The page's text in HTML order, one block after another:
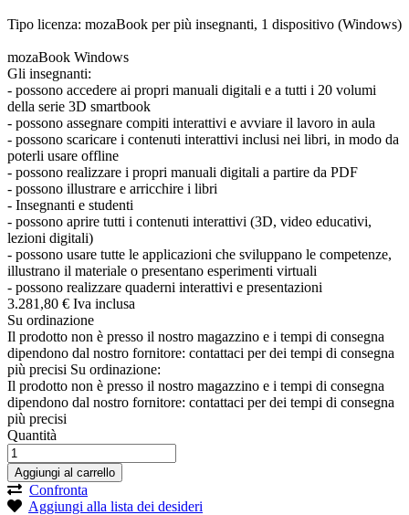
Tipo licenza: mozaBook per più insegnanti, 1 dispositivo (Windows)
mozaBook Windows
Gli insegnanti:
- possono accedere ai propri manuali digitali e a tutti i 20 volumi
della serie 3D smartbook
- possono assegnare compiti interattivi e avviare il lavoro in aula
- possono scaricare i contenuti interattivi inclusi nei libri, in modo da
poterli usare offline
- possono realizzare i propri manuali digitali a partire da PDF
- possono illustrare e arricchire i libri
- Insegnanti e studenti
- possono aprire tutti i contenuti interattivi (3D, video educativi,
lezioni digitali)
- possono usare tutte le applicazioni che sviluppano le competenze,
illustrano il materiale o presentano esperimenti virtuali
- possono realizzare quaderni interattivi e presentazioni
3.281,80 € Iva inclusa
Su ordinazione
Il prodotto non è presso il nostro magazzino e i tempi di consegna
dipendono dal nostro fornitore: contattaci per dei tempi di consegna
più precisi Su ordinazione:
Il prodotto non è presso il nostro magazzino e i tempi di consegna
dipendono dal nostro fornitore: contattaci per dei tempi di consegna
più precisi
Quantità
Aggiungi al carrello
Confronta
Aggiungi alla lista dei desideri